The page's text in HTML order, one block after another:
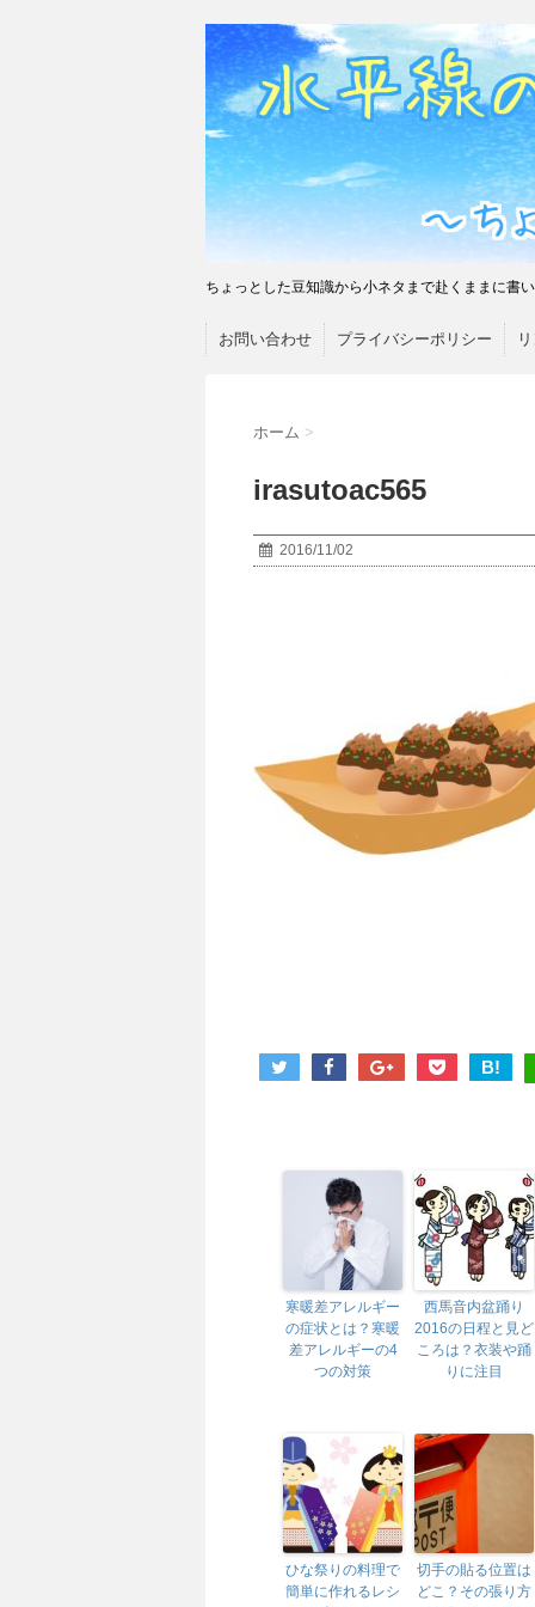
ちょっとした豆知識から小ネタまで赴くままに書
お問い合わせ プライバシーポリシー
ホーム >
irasutoac565
2016/11/02
B!
寒暖差アレルギー
の症状とは？寒暖
差アレルギーの4
つの対策
西馬音内盆踊り
2016の日程と見ど
ころは？衣装や踊
りに注目
ひな祭りの料理で
簡単に作れるレシ
切手の貼る位置は
どこ？その張り方